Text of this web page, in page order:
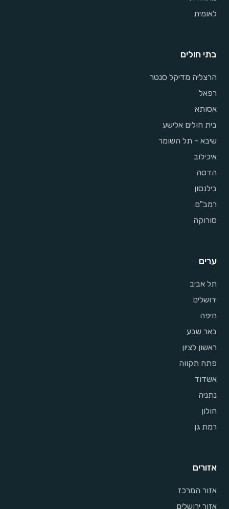
לאומית
בתי חולים
הרצליה מדיקל סנטר
רפאל
אסותא
בית חולים אלישע
שיבא - תל השומר
איכילוב
הדסה
בילנסון
רמב"ם
סורוקה
ערים
תל אביב
ירושלים
חיפה
באר שבע
ראשון לציון
פתח תקווה
אשדוד
נתניה
חולון
רמת גן
אזורים
אזור המרכז
אזור ירושלים